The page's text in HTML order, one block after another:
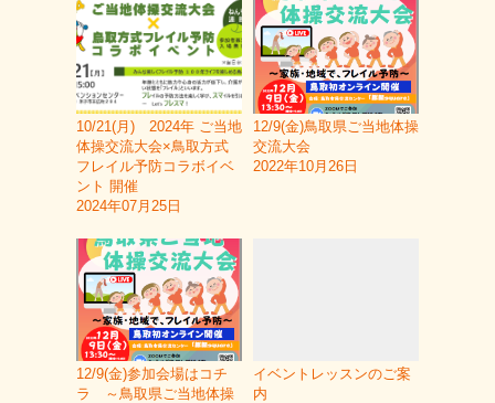
10/21(月) 2024年 ご当地
体操交流大会×鳥取方式
フレイル予防コラボイベ
ント 開催
2024年07月25日
12/9(金)鳥取県ご当地体操
交流大会
2022年10月26日
12/9(金)参加会場はコチ
ラ ～鳥取県ご当地体操
イベントレッスンのご案
内